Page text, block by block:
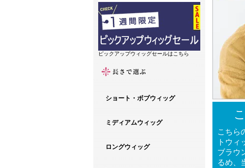
こちら
トウィ
ブラウ
るめ、
ピックアップウィッグセールはこちら
ショート・ボブウィッグ
ミディアムウィッグ
ロングウィッグ